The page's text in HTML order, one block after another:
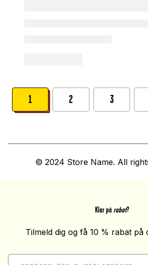
1 2 3
© 2024 Store Name. All
Klar på rabat?
Tilmeld dig og få 10 % rabat på